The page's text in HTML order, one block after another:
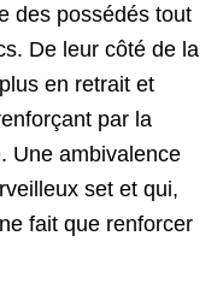
des possédés tout
De leur côté de la
en retrait et
par la
Une ambivalence
set et qui,
fait que renforcer